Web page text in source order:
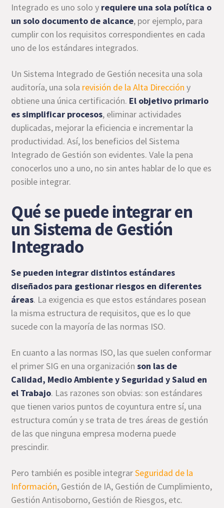
Integrado es uno solo y requiere una sola política o
un solo documento de alcance, por ejemplo, para
cumplir con los requisitos correspondientes en cada
uno de los estándares integrados.
Un Sistema Integrado de Gestión necesita una sola
auditoría, una sola revisión de la Alta Dirección y
obtiene una única certificación. El objetivo primario
es simplificar procesos, eliminar actividades
duplicadas, mejorar la eficiencia e incrementar la
productividad. Así, los beneficios del Sistema
Integrado de Gestión son evidentes. Vale la pena
conocerlos uno a uno, no sin antes hablar de lo que es
posible integrar.
Qué se puede integrar en
un Sistema de Gestión
Integrado
Se pueden integrar distintos estándares
diseñados para gestionar riesgos en diferentes
áreas. La exigencia es que estos estándares posean
la misma estructura de requisitos, que es lo que
sucede con la mayoría de las normas ISO.
En cuanto a las normas ISO, las que suelen conformar
el primer SIG en una organizaciónson las de
Calidad, Medio Ambiente y Seguridad y Salud en
el Trabajo. Las razones son obvias: son estándares
que tienen varios puntos de coyuntura entre sí, una
estructura común y se trata de tres áreas de gestión
de las que ninguna empresa moderna puede
prescindir.
Pero también es posible integrarSeguridad de la
Información, Gestión de IA, Gestión de Cumplimiento,
Gestión Antisoborno, Gestión de Riesgos, etc.